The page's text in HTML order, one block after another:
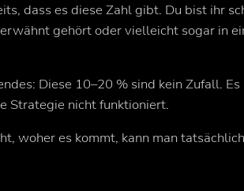
dass es diese Zahl gibt. Du bist ihr
gehört oder vielleicht sogar in
Diese 10–20 % sind kein Zufall. Es
Strategie nicht funktioniert.
woher es kommt, kann man